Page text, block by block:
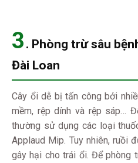
3 . Phòng trừ sâu
Đài Loan
Cây ổi dễ bị tấn công bởi
mềm, rệp dính và rệp sáp…
thường sử dụng các loại
Applaud Mip. Tuy nhiên, ruồi
gây hại cho trái ổi. Để phòng